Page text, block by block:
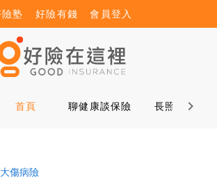
塾 好險有錢 會員登入
首頁 聊健康談保險 長照12問
傷病險